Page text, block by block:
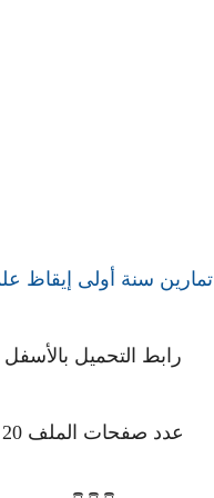
تمارين سنة أولى إيقاظ
رابط التحميل بالأسفل
عدد صفحات الملف 20